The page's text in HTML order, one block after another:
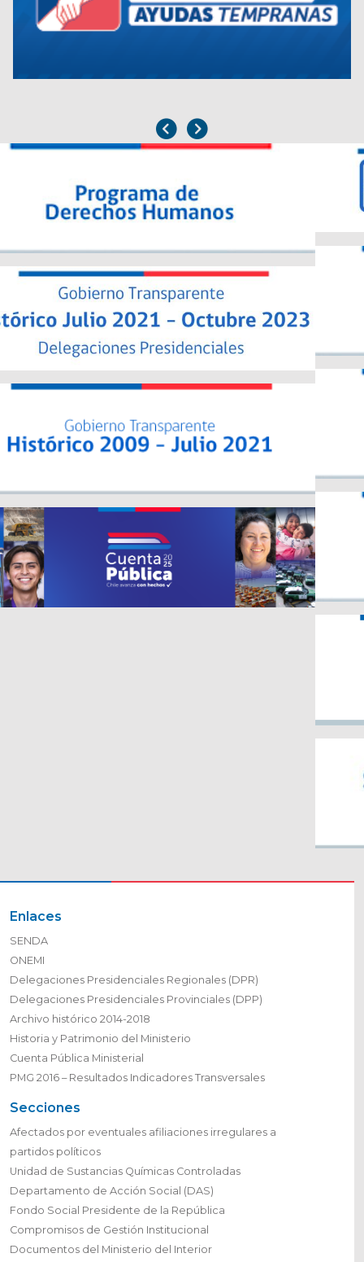
Enlaces
SENDA
ONEMI
Delegaciones Presidenciales Regionales (DPR)
Delegaciones Presidenciales Provinciales (DPP)
Archivo histórico 2014-2018
Historia y Patrimonio del Ministerio
Cuenta Pública Ministerial
PMG 2016 – Resultados Indicadores Transversales
Secciones
Afectados por eventuales afiliaciones irregulares a
partidos políticos
Unidad de Sustancias Químicas Controladas
Departamento de Acción Social (DAS)
Fondo Social Presidente de la República
Compromisos de Gestión Institucional
Documentos del Ministerio del Interior